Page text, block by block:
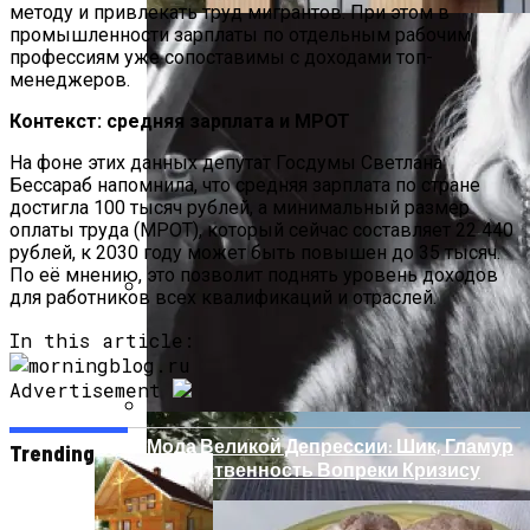
Дом С Минимальными Инженерными
Трассами Для Комфорта И Удобства
Мода Великой Депрессии: Шик, Гламур
И Женственность Вопреки Кризису
методу и привлекать труд мигрантов. При этом в
промышленности зарплаты по отдельным рабочим
профессиям уже сопоставимы с доходами топ-
менеджеров.
Контекст: средняя зарплата и МРОТ
На фоне этих данных депутат Госдумы Светлана
Бессараб напомнила, что средняя зарплата по стране
достигла 100 тысяч рублей, а минимальный размер
оплаты труда (МРОТ), который сейчас составляет 22 440
рублей, к 2030 году может быть повышен до 35 тысяч.
По её мнению, это позволит поднять уровень доходов
для работников всех квалификаций и отраслей.
In this article:
Advertisement
Trending